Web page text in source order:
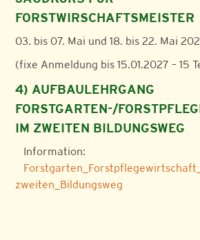
FORSTWIRSCHAFTSMEISTER
03. bis 07. Mai und 18. bis 22. Mai
(fixe Anmeldung bis 15.01.2027 – 15
4) AUFBAULEHRGANG
FORSTGARTEN-/
IM ZWEITEN BILDUNGSWEG
Information:
zweiten_Bildungsweg